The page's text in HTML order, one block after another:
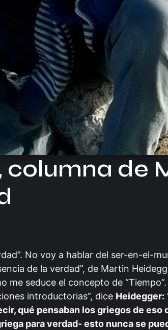
columna de
No voy a hablar del ser-en-el-
de la verdad”, de Martin
me seduce el concepto de
introductorias”, dice Heidegger:
qué pensaban los griegos de eso
para verdad- esto nunca se